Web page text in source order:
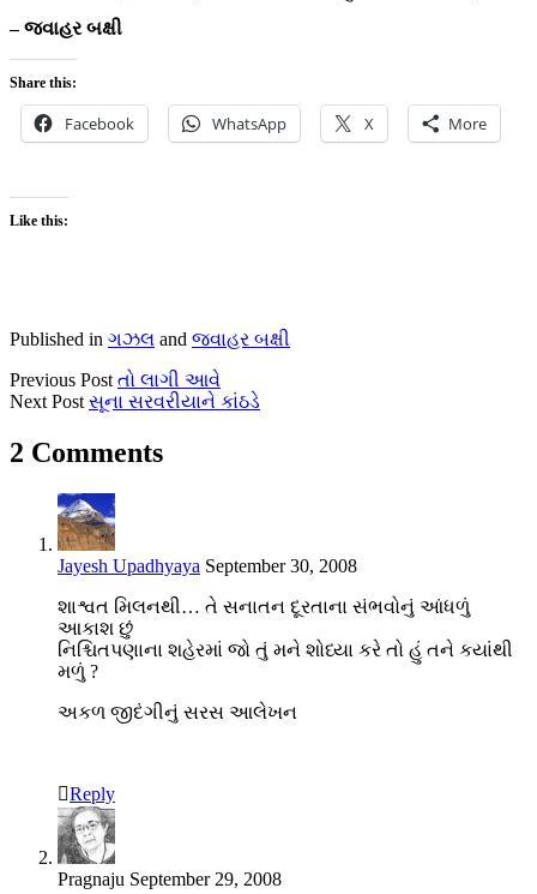
– જવાહર બક્ષી
Share this:
Facebook WhatsApp X More
Like this:
Published in ગઝલ and જવાહર બક્ષી
Previous Post તો લાગી આવે
Next Post સૂના સરવરીયાને કાંઠડે
2 Comments
Jayesh Upadhyaya September 30, 2008
શાશ્વત મિલનથી… તે સનાતન દૂરતાના સંભવોનું આંધળું
આકાશ છું
નિશ્ચિતપણાના શહેરમાં જો તું મને શોધ્યા કરે તો હું તને કયાંથી
મળું ?
અકળ જીદંગીનું સરસ આલેખન
Reply
Pragnaju September 29, 2008